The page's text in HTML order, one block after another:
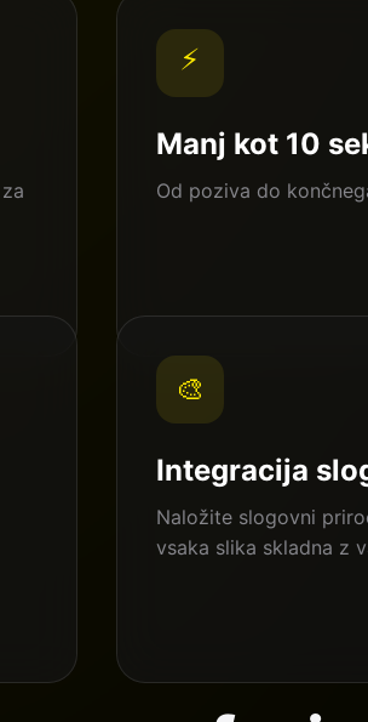
⚡
Manj kot 10
Od poziva do
🎨
Integracija
Naložite slogovni
vsaka slika skladna z